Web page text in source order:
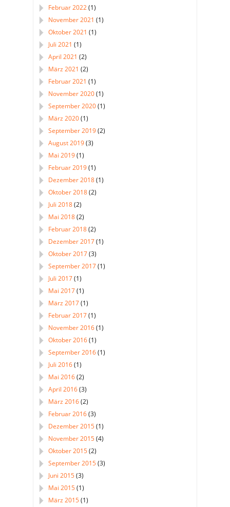
Februar 2022(1)
November 2021 (1)
Oktober 2021 (1)
Juli 2021 (1)
April 2021 (2)
März 2021 (2)
Februar 2021 (1)
November 2020(1)
September 2020(1)
März 2020(1)
September 2019(2)
August 2019(3)
Mai 2019(1)
Februar 2019(1)
Dezember 2018(1)
Oktober 2018(2)
Juli 2018(2)
Mai 2018(2)
Februar 2018(2)
Dezember 2017(1)
Oktober 2017(3)
September 2017(1)
Juli 2017(1)
Mai 2017(1)
März 2017(1)
Februar 2017(1)
November 2016(1)
Oktober 2016(1)
September 2016(1)
Juli 2016(1)
Mai 2016(2)
April 2016(3)
März 2016(2)
Februar 2016(3)
Dezember 2015(1)
November 2015(4)
Oktober 2015(2)
September 2015(3)
Juni 2015(3)
Mai 2015(1)
März 2015(1)